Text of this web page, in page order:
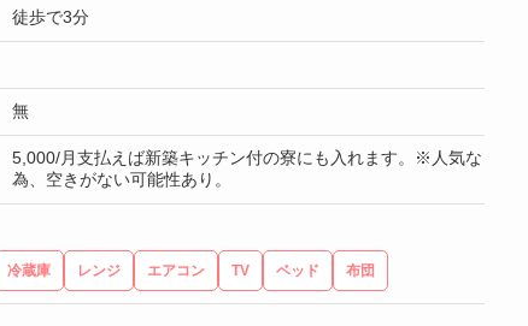
徒歩で3分
無
5,000/月支払えば新築キッチン付の寮にも入れます。※人気な
為、空きがない可能性あり。
冷蔵庫 レンジ エアコン TV ベッド 布団